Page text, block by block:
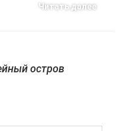
Читать далее
остров